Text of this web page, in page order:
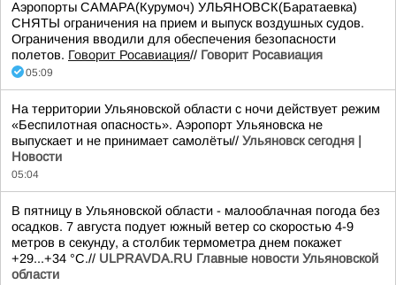
Аэропорты САМАРА(Курумоч) УЛЬЯНОВСК(Баратаевка)
СНЯТЫ ограничения на прием и выпуск воздушных судов.
Ограничения вводили для обеспечения безопасности
полетов. Говорит Росавиация// Говорит Росавиация
05:09
На территории Ульяновской области с ночи действует режим
«Беспилотная опасность». Аэропорт Ульяновска не
выпускает и не принимает самолёты// Ульяновск сегодня |
Новости
05:04
В пятницу в Ульяновской области - малооблачная погода без
осадков. 7 августа подует южный ветер со скоростью 4-9
метров в секунду, а столбик термометра днем покажет
+29...+34 °C.// ULPRAVDA.RU Главные новости Ульяновской
области